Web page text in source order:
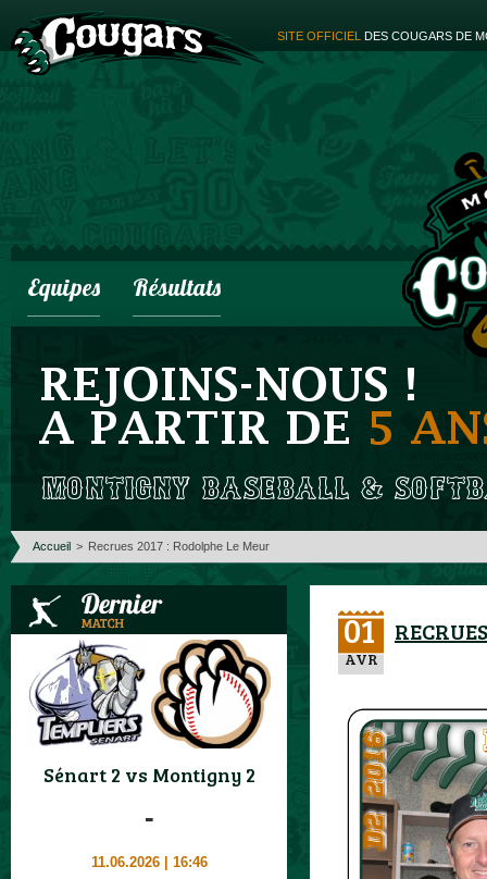
SITE OFFICIEL DES COUGARS DE
Equipes Résultats
Accueil > Recrues 2017 : Rodolphe Le Meur
Sénart 2 vs Montigny 2
-
11.06.2026 | 16:46
01
AVR